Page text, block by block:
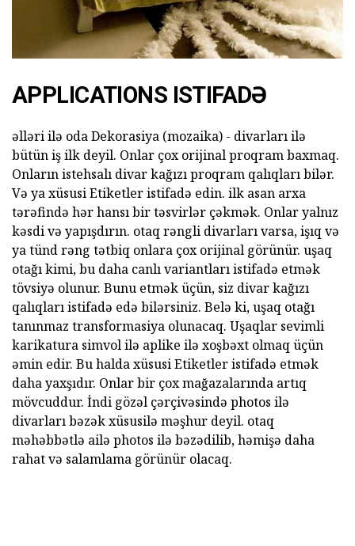
APPLICATIONS ISTIFADƏ
əlləri ilə oda Dekorasiya (mozaika) - divarları ilə
bütün iş ilk deyil. Onlar çox orijinal proqram baxmaq.
Onların istehsalı divar kağızı proqram qalıqları bilər.
Və ya xüsusi Etiketler istifadə edin. ilk asan arxa
tərəfində hər hansı bir təsvirlər çəkmək. Onlar yalnız
kəsdi və yapışdırın. otaq rəngli divarları varsa, işıq və
ya tünd rəng tətbiq onlara çox orijinal görünür. uşaq
otağı kimi, bu daha canlı variantları istifadə etmək
tövsiyə olunur. Bunu etmək üçün, siz divar kağızı
qalıqları istifadə edə bilərsiniz. Belə ki, uşaq otağı
tanınmaz transformasiya olunacaq. Uşaqlar sevimli
karikatura simvol ilə aplike ilə xoşbəxt olmaq üçün
əmin edir. Bu halda xüsusi Etiketler istifadə etmək
daha yaxşıdır. Onlar bir çox mağazalarında artıq
mövcuddur. İndi gözəl çərçivəsində photos ilə
divarları bəzək xüsusilə məşhur deyil. otaq
məhəbbətlə ailə photos ilə bəzədilib, həmişə daha
rahat və salamlama görünür olacaq.